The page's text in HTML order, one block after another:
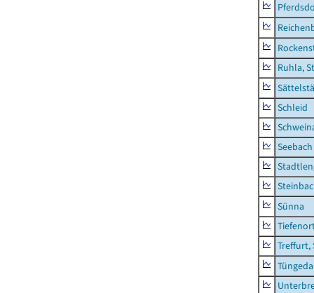
Ruhla,
Schleid
Seebach
Sünna
Treffurt,
Tüngeda